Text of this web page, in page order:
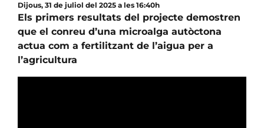
Dijous, 31 de juliol del 2025 a les 16:40h
Els primers resultats del projecte demostren
que el conreu d’una microalga autòctona
actua com a fertilitzant de l’aigua per a
l’agricultura